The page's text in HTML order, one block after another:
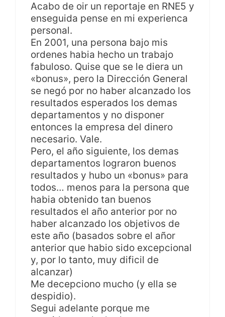
Acabo de oir un reportaje en RNE5 y
enseguida pense en mi experienca
personal.
En 2001, una persona bajo mis
ordenes habia hecho un trabajo
fabuloso. Quise que se le diera un
«bonus», pero la Dirección General
se negó por no haber alcanzado los
resultados esperados los demas
departamentos y no disponer
entonces la empresa del dinero
necesario. Vale.
Pero, el año siguiente, los demas
departamentos lograron buenos
resultados y hubo un «bonus» para
todos… menos para la persona que
habia obtenido tan buenos
resultados el año anterior por no
haber alcanzado los objetivos de
este año (basados sobre el añor
anterior que habio sido excepcional
y, por lo tanto, muy dificil de
alcanzar)
Me decepciono mucho (y ella se
despidio).
Segui adelante porque me